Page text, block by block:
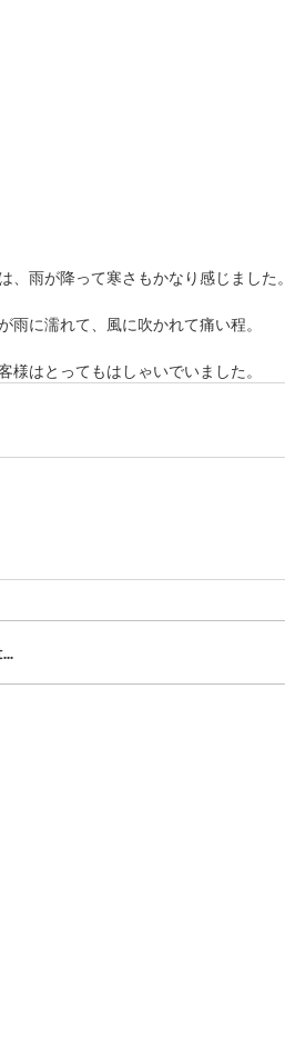
、雨が降って寒さもかなり感じました。
雨に濡れて、風に吹かれて痛い程。
様はとってもはしゃいでいました。